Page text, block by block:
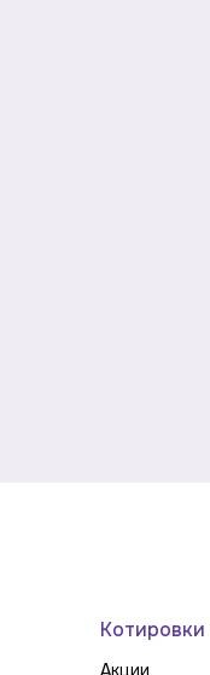
Котировки
Акции